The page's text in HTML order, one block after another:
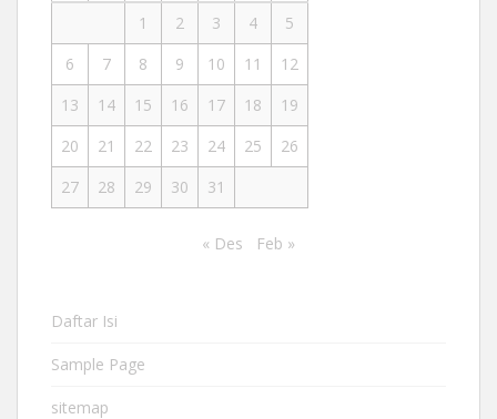
1
2 3 4
5
6
7 8 9 10 11
12
13
14 15 16 17 18
19
20
21 22 23 24 25
26
27
28 29 30 31
« Des Feb »
Daftar Isi
Sample Page
sitemap